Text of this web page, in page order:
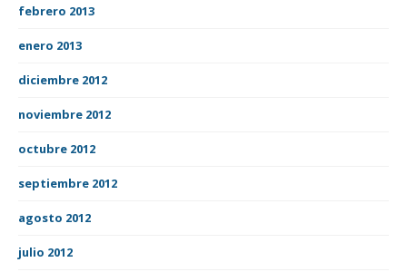
febrero 2013
enero 2013
diciembre 2012
noviembre 2012
octubre 2012
septiembre 2012
agosto 2012
julio 2012